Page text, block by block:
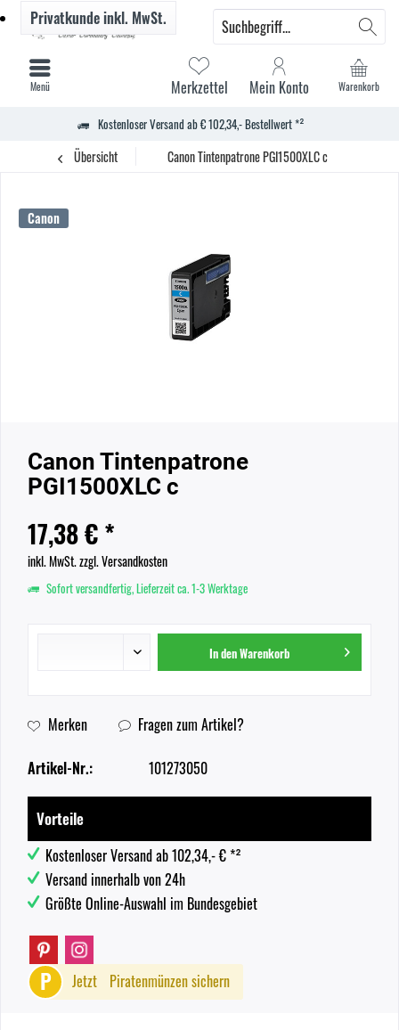
Kostenloser Versand ab € 102,34,- Bestellwert *²
Warenkorb
Merkzettel Mein Konto
Privatkundeinkl. MwSt.
Menü
Übersicht Canon Tintenpatrone PGI1500XLC c
Canon
Canon Tintenpatrone
PGI1500XLC c
17,38 € *
inkl. MwSt.zzgl. Versandkosten
Sofort versandfertig, Lieferzeit ca. 1-3 Werktage
In denWarenkorb
Merken Fragen zum Artikel?
Artikel-Nr.: 101273050
Vorteile
Kostenloser Versand ab 102,34,- € *²
Versand innerhalb von 24h
Größte Online-Auswahl im Bundesgebiet
P Jetzt Piratenmünzen sichern